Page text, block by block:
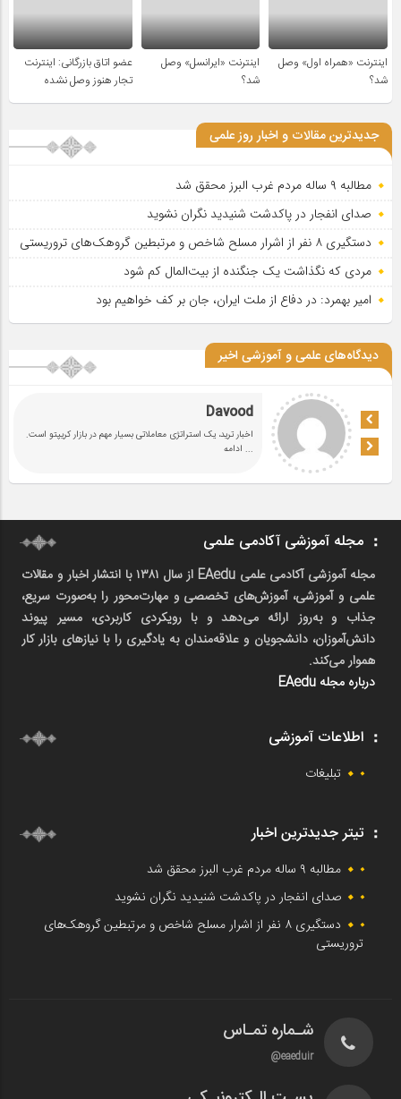
اینترنت «همراه اول» وصل
شد؟
اینترنت «ایرانسل» وصل
شد؟
عضو اتاق بازرگانی: اینترنت
تجار هنوز وصل نشده
جدیدترین مقالات و اخبار روز علمی
مطالبه ۹ ساله مردم غرب البرز محقق شد
صدای انفجار در پاکدشت شنیدید نگران نشوید
دستگیری ۸ نفر از اشرار مسلح شاخص و مرتبطین گروهک‌های تروریستی
مردی که نگذاشت یک جنگنده از بیت‌المال کم شود
امیر بهمرد: در دفاع از ملت ایران، جان بر کف خواهیم بود
دیدگاه‌های علمی و آموزشی اخیر
Davood
اخبار ترید، یک استراتژی معاملاتی بسیار مهم در بازار کریپتو است.
... ادامه
مجله آموزشی آکادمی علمی
مجله آموزشی آکادمی علمی EAedu از سال ۱۳۸۱ با انتشار اخبار و مقالات
علمی و آموزشی، آموزش‌های تخصصی و مهارت‌محور را به‌صورت سریع،
جذاب و به‌روز ارائه می‌دهد و با رویکردی کاربردی، مسیر پیوند
دانش‌آموزان، دانشجویان و علاقه‌مندان به یادگیری را با نیازهای بازار کار
هموار می‌کند.
درباره مجله EAedu
اطلاعات آموزشی
تبلیغات
تیتر جدیدترین اخبار
مطالبه ۹ ساله مردم غرب البرز محقق شد
صدای انفجار در پاکدشت شنیدید نگران نشوید
دستگیری ۸ نفر از اشرار مسلح شاخص و مرتبطین گروهک‌های
تروریستی
شـماره تمـاس
eaeduir@